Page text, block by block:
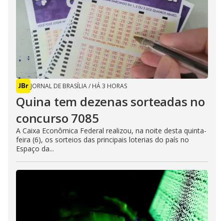
JORNAL DE BRASÍLIA/ HÁ 3 HORAS
Quina tem dezenas sorteadas no
concurso 7085
A Caixa Econômica Federal realizou, na noite desta quinta-
feira (6), os sorteios das principais loterias do país no
Espaço da...